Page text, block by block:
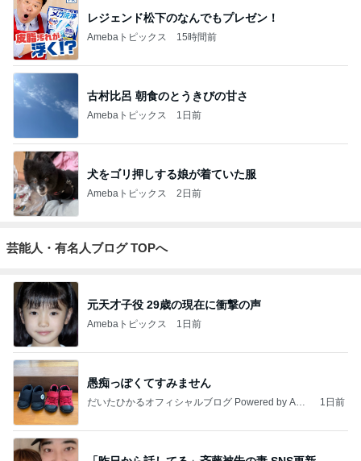
レジェンド松下のなんでもプレゼン！
Amebaトピックス 15時間前
古村比呂 朝食のとうきびの甘さ
Amebaトピックス 1日前
犬をゴリ押しする娘が着ていた服
Amebaトピックス 2日前
芸能人・有名人ブログ TOPへ
元天才子役 29歳の現在に衝撃の声
Amebaトピックス 1日前
愚痴っぽくてすみません
だいたひかるオフィシャルブログ Powered by Ame
1日前